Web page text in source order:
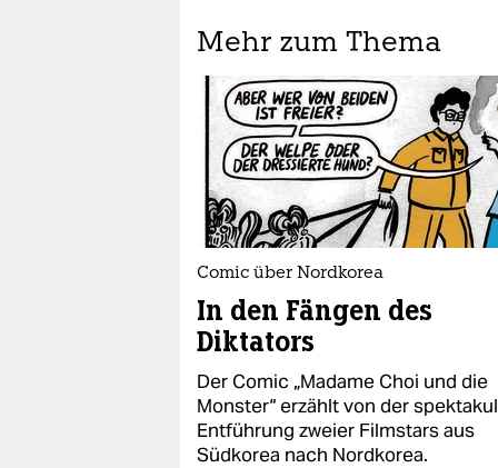
Mehr zum Thema
Comic über Nordkorea
In den Fängen des
Diktators
Der Comic „Madame Choi und die
Monster“ erzählt von der
Entführung zweier Filmstars aus
Südkorea nach Nordkorea.